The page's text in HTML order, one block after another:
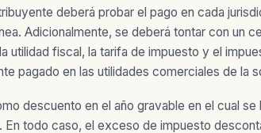
deberá probar el pago en cada
Adicionalmente, se deberá tontar con un
utilidad fiscal, la tarifa de impuesto y el
pagado en las utilidades comerciales de la
descuento en el año gravable en el cual
En todo caso, el exceso de impuesto